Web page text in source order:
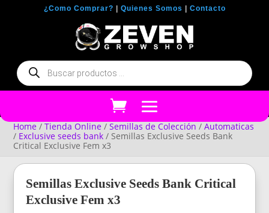
¿Como Comprar? Quienes Somos Contacto
Búsqueda
de
productos
Home /Tienda Online /Semillas de Colección /Automaticas
/ Exclusive seeds bank / Semillas Exclusive Seeds Bank
Critical Exclusive Fem x3
Semillas Exclusive Seeds Bank Critical
Exclusive Fem x3